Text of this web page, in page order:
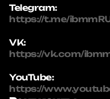
Telegram:
https://t.me/
VK:
https://vk.com/
YouTube:
https://